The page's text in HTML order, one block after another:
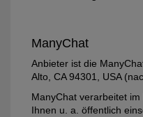
ManyChat
Anbieter ist die
Alto, CA 94301, USA
ManyChat verarbeitet
Ihnen u. a. öffentlich